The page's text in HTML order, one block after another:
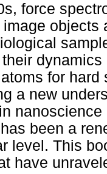
force
objects
for
a new
been a
level. This
have